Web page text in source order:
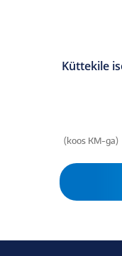
Küttekile
(koos KM-ga)